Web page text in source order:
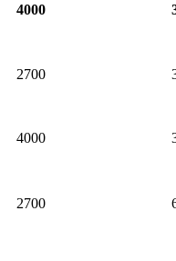
4000
2700
4000
2700